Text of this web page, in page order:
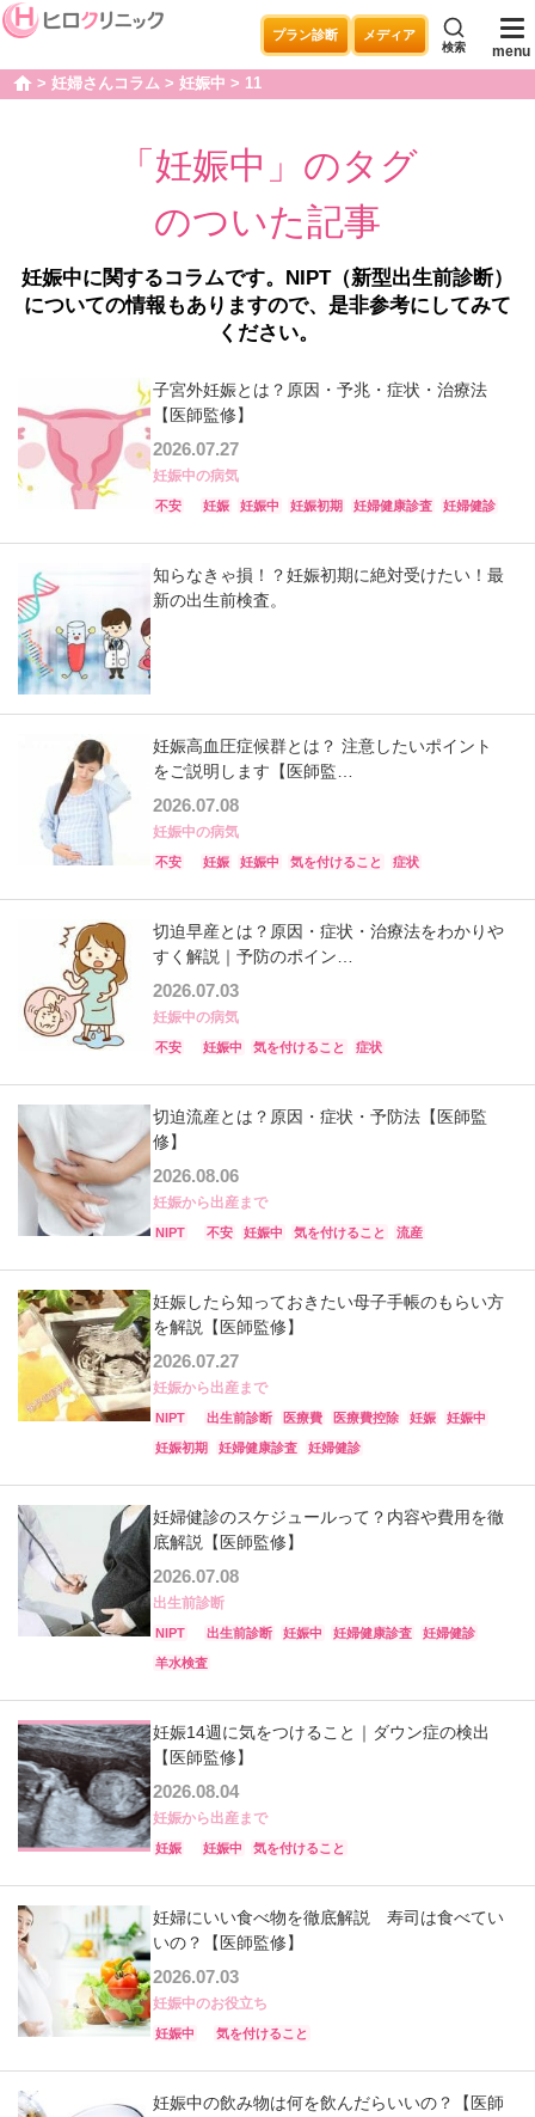
プラン診断 メディア
検索 menu
home妊婦さんコラム 妊娠中 11
「妊娠中」のタグ
のついた記事
妊娠中に関するコラムです。NIPT（新型出生前診断）
についての情報もありますので、是非参考にしてみて
ください。
子宮外妊娠とは？原因・予兆・症状・治療法
【医師監修】
2026.07.27
妊娠中の病気
不安 妊娠 妊娠中 妊娠初期 妊婦健康診査 妊婦健診
知らなきゃ損！？妊娠初期に絶対受けたい！最
新の出生前検査。
妊娠高血圧症候群とは？ 注意したいポイント
をご説明します【医師監…
2026.07.08
妊娠中の病気
不安 妊娠 妊娠中 気を付けること 症状
切迫早産とは？原因・症状・治療法をわかりや
すく解説｜予防のポイン…
2026.07.03
妊娠中の病気
不安 妊娠中 気を付けること 症状
切迫流産とは？原因・症状・予防法【医師監
修】
2026.08.06
妊娠から出産まで
NIPT 不安 妊娠中 気を付けること 流産
妊娠したら知っておきたい母子手帳のもらい方
を解説【医師監修】
2026.07.27
妊娠から出産まで
NIPT 出生前診断 医療費 医療費控除 妊娠 妊娠中
妊娠初期 妊婦健康診査 妊婦健診
妊婦健診のスケジュールって？内容や費用を徹
底解説【医師監修】
2026.07.08
出生前診断
NIPT 出生前診断 妊娠中 妊婦健康診査 妊婦健診
羊水検査
妊娠14週に気をつけること｜ダウン症の検出
【医師監修】
2026.08.04
妊娠から出産まで
妊娠 妊娠中 気を付けること
妊婦にいい食べ物を徹底解説 寿司は食べてい
いの？【医師監修】
2026.07.03
妊娠中のお役立ち
妊娠中 気を付けること
妊娠中の飲み物は何を飲んだらいいの？【医師